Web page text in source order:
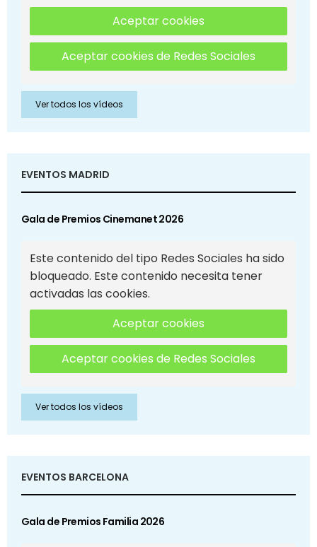
Aceptar cookies
Aceptar cookies de Redes Sociales
Ver todos los vídeos
EVENTOS MADRID
Gala de Premios Cinemanet 2026
Este contenido del tipo Redes Sociales ha sido
bloqueado. Este contenido necesita tener
activadas las cookies.
Aceptar cookies
Aceptar cookies de Redes Sociales
Ver todos los vídeos
EVENTOS BARCELONA
Gala de Premios Familia 2026